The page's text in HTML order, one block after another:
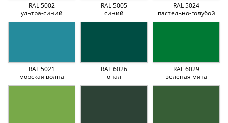
RAL 5002
ультра-синий
RAL 5005
синий
RAL 5024
пастельно-голубой
RAL 5021
морская волна
RAL 6026
опал
RAL 6029
зелёная мята